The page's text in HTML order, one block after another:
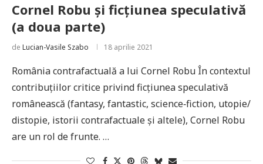
Cornel Robu și ficțiunea speculativă
(a doua parte)
de Lucian-Vasile Szabo 18 aprilie 2021
România contrafactuală a lui Cornel Robu În contextul
contribuţiilor critice privind ficţiunea speculativă
românească (fantasy, fantastic, science‑fiction, utopie/
distopie, istorii contrafactuale şi altele), Cornel Robu
are un rol de frunte. …